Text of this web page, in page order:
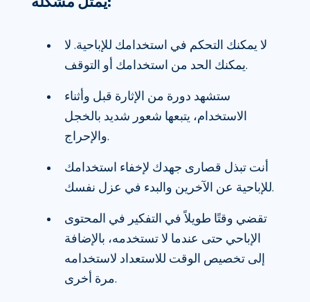
لا يمكنك التحكم في استخدامك للإباحية. لا
يمكنك الحد من استخدامك أو التوقف.
ستشهد دورة من الإثارة قبل وأثناء
الاستخدام، يتبعها شعور شديد بالخجل
والإحراج.
أنت تبذل قصارى جهدك لإخفاء استخدامك
للإباحية عن الآخرين والبدء في عزل نفسك.
تقضي وقتًا طويلاً في التفكير في المحتوى
الإباحي حتى عندما لا تستخدمه، بالإضافة
إلى تخصيص الوقت للاستعداد لاستخدامه
مرة أخرى.